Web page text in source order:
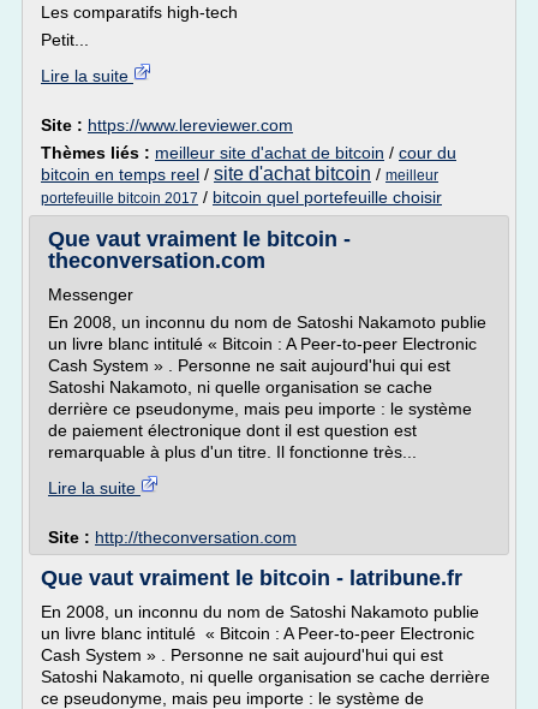
Les comparatifs high-tech
Petit...
Lire la suite
Site : https://www.lereviewer.com
Thèmes liés : meilleur site d'achat de bitcoin / cour du
bitcoin en temps reel / site d'achat bitcoin / meilleur
portefeuille bitcoin 2017 / bitcoin quel portefeuille choisir
Que vaut vraiment le bitcoin -
theconversation.com
Messenger
En 2008, un inconnu du nom de Satoshi Nakamoto publie
un livre blanc intitulé « Bitcoin : A Peer-to-peer Electronic
Cash System » . Personne ne sait aujourd'hui qui est
Satoshi Nakamoto, ni quelle organisation se cache
derrière ce pseudonyme, mais peu importe : le système
de paiement électronique dont il est question est
remarquable à plus d'un titre. Il fonctionne très...
Lire la suite
Site : http://theconversation.com
Que vaut vraiment le bitcoin - latribune.fr
En 2008, un inconnu du nom de Satoshi Nakamoto publie
un livre blanc intitulé « Bitcoin : A Peer-to-peer Electronic
Cash System » . Personne ne sait aujourd'hui qui est
Satoshi Nakamoto, ni quelle organisation se cache derrière
ce pseudonyme, mais peu importe : le système de